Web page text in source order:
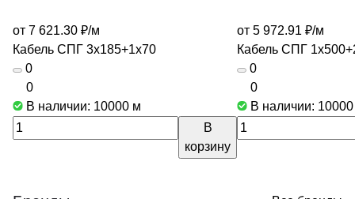
от 7 621.30 ₽/м
Кабель СПГ 3х185+1х70
0
0
В наличии: 10000 м
В
корзину
от 5 972.91 ₽/м
Кабель СПГ
0
0
В наличии: